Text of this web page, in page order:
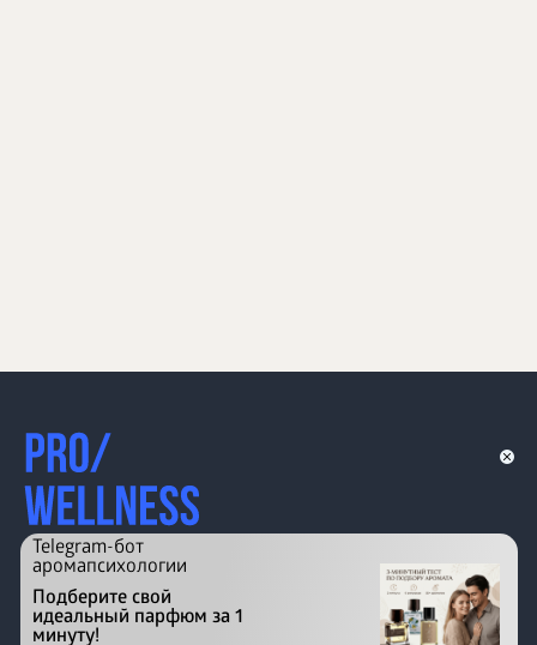
Telegram-бот
аромапсихологии
Подберите свой
идеальный парфюм за 1
минуту!